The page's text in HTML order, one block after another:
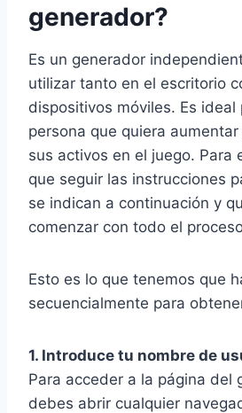
generador?
Es un generador
utilizar tanto en el escritorio
dispositivos móviles. Es ideal
persona que quiera
sus activos en el juego. Para
que seguir las instrucciones
se indican a continuación y
comenzar con todo el
Esto es lo que tenemos que
secuencialmente para
1. Introduce tu nombre de
Para acceder a la página del
debes abrir cualquier